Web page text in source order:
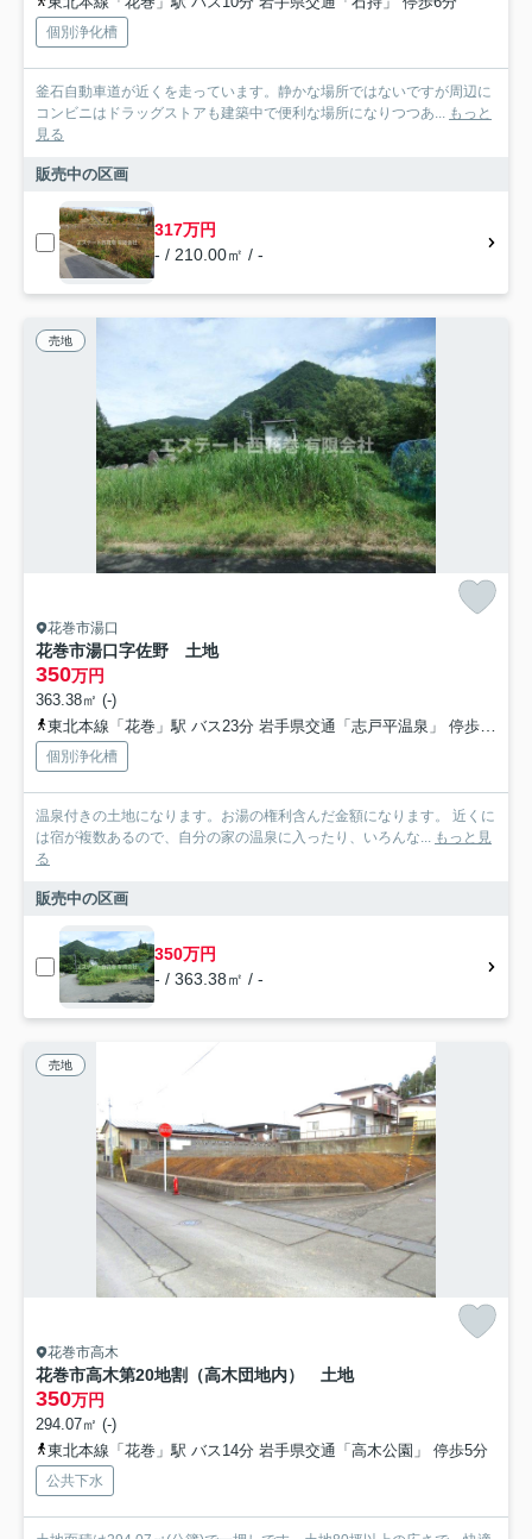
個別浄化槽
釜石自動車道が近くを走っています。静かな場所ではないですが周辺に
コンビニはドラッグストアも建築中で便利な場所になりつつあ... もっと
見る
販売中の区画
317万円
- / 210.00㎡ / -
売地
花巻市湯口
花巻市湯口字佐野 土地
350万円
363.38㎡ (-)
東北本線「花巻」駅 バス23分 岩手県交通「志戸平温泉」 停歩9分
個別浄化槽
温泉付きの土地になります。お湯の権利含んだ金額になります。 近くに
は宿が複数あるので、自分の家の温泉に入ったり、いろんな... もっと見
る
販売中の区画
350万円
- / 363.38㎡ / -
売地
花巻市高木
花巻市高木第20地割（高木団地内） 土地
350万円
294.07㎡ (-)
東北本線「花巻」駅 バス14分 岩手県交通「高木公園」 停歩5分
公共下水